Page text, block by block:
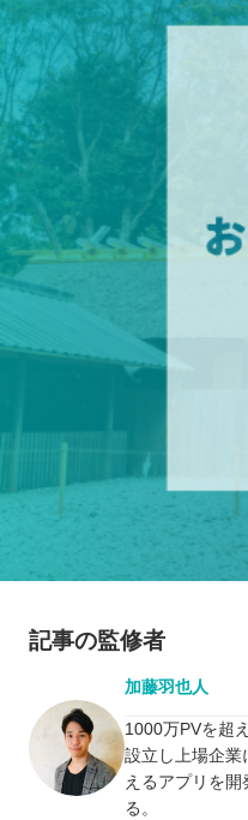
記事の監修者
加藤羽也人
1000万PVを超
設立し上場企業
えるアプリを
る。